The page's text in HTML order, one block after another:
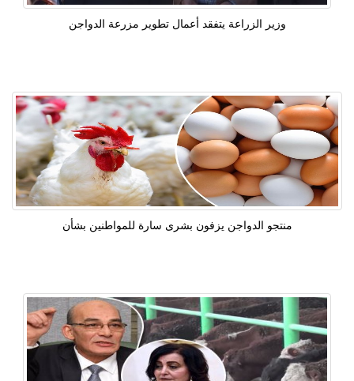
وزير الزراعة يتفقد أعمال تطوير مزرعة الدواجن
منتجو الدواجن يزفون بشرى سارة للمواطنين بشأن